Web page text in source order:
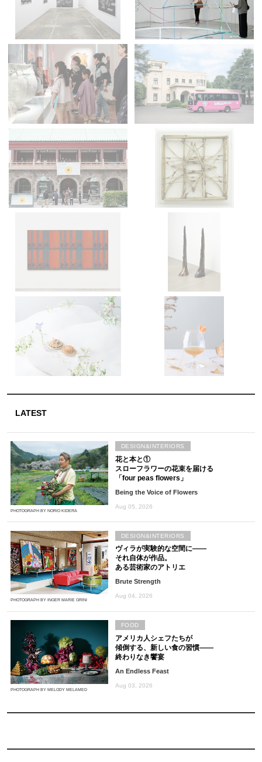
LATEST
PHOTOGRAPH BY NORIO KIDERA
花と本と①
スローフラワーの花束を届ける
「four peas flowers」
Being the Voice of Flowers
Aug 05, 2026
DESIGN&INTERIORS
PHOTOGRAPH BY INGER MARIE GRINI
ヴィラが実験的な空間に――
それ自体が作品。
ある芸術家のアトリエ
Brute Strength
Aug 04, 2026
DESIGN&INTERIORS
PHOTOGRAPH BY MELODY MELAMED
アメリカ人シェフたちが
傾倒する、新しい食の習慣――
終わりなき饗宴
An Endless Feast
Aug 03, 2026
FOOD